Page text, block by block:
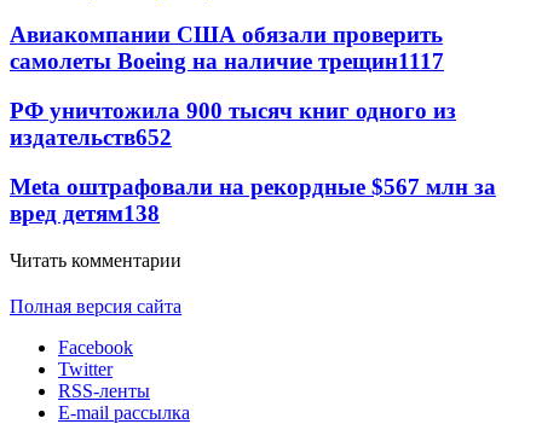
Авиакомпании США обязали проверить
самолеты Boeing на наличие трещин1117
РФ уничтожила 900 тысяч книг одного из
издательств652
Meta оштрафовали на рекордные $567 млн за
вред детям138
Читать комментарии
Полная версия сайта
Facebook
Twitter
RSS-ленты
E-mail рассылка